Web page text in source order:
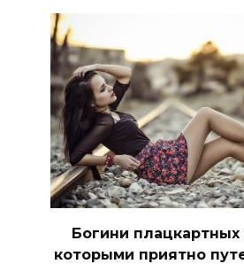
Богини плацкартных
которыми приятно